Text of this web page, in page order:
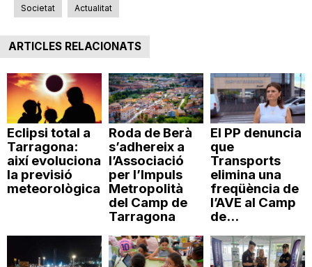
Societat Actualitat
ARTICLES RELACIONATS
Eclipsi total a
Tarragona:
així evoluciona
la previsió
meteorològica
Roda de Berà
s’adhereix a
l’Associació
per l’Impuls
Metropolità
del Camp de
Tarragona
El PP denuncia
que
Transports
elimina una
freqüència de
l’AVE al Camp
de...